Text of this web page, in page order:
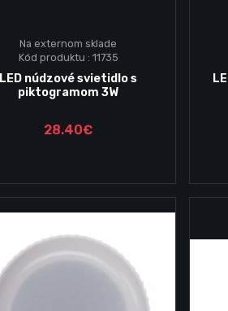
Vložiť do košika
Na externom sklade
Kód produktu : 11735
LED núdzové svietidlo s
piktogramom 3W
28.40€